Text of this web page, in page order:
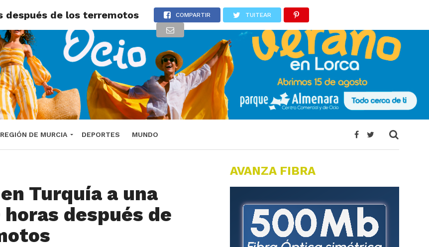
REGIÓN DE MURCIA DEPORTES MUNDO
después de los terremotos COMPARTIR TUITEAR
Turquía a una
horas después de
AVANZA FIBRA